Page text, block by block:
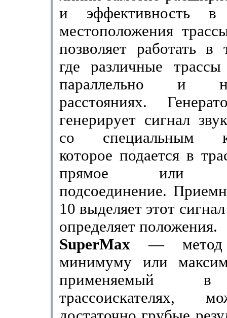
и эффективность в
местоположения
позволяет работать в
где различные
параллельно и
расстояниях.
генерирует сигнал
со специальным
которое подается в
прямое или
подсоединение.
10 выделяет этот
определяет положения.
SuperMax
— метод
минимуму или
приме­няемый
трассоискателях,